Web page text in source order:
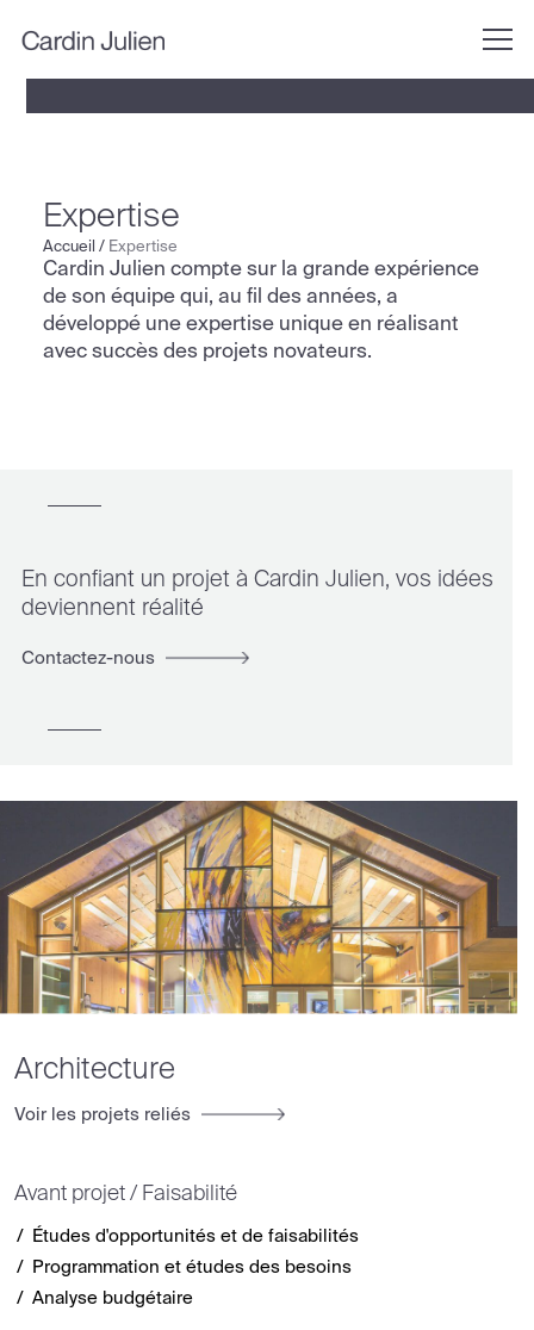
Expertise
Accueil / Expertise
Cardin Julien compte sur la grande expérience
de son équipe qui, au fil des années, a
développé une expertise unique en réalisant
avec succès des projets novateurs.
En confiant un projet à Cardin Julien, vos idées
deviennent réalité
Contactez-nous
Architecture
Voir les projets reliés
Avant projet / Faisabilité
Études d'opportunités et de faisabilités
Programmation et études des besoins
Analyse budgétaire